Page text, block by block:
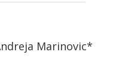
Marinovic*